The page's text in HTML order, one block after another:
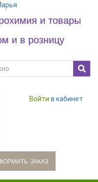
и товары
и в розницу
Войти в кабинет
заказ